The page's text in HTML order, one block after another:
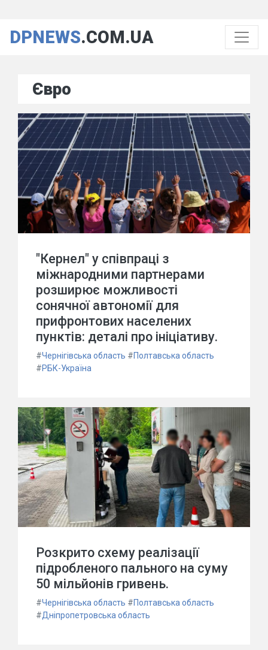
DPNEWS.COM.UA
Євро
"Кернел" у співпраці з
міжнародними партнерами
розширює можливості
сонячної автономії для
прифронтових населених
пунктів: деталі про ініціативу.
#Чернігівська область #Полтавська область
#РБК-Україна
Розкрито схему реалізації
підробленого пального на суму
50 мільйонів гривень.
#Чернігівська область #Полтавська область
#Дніпропетровська область